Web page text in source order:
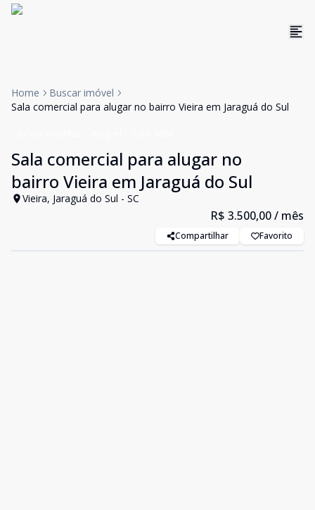
Home
Buscar imóvel
Sala comercial para alugar no bairro Vieira em Jaraguá do Sul
Sala comercial para alugar no
bairro Vieira em Jaraguá do Sul
Vieira, Jaraguá do Sul - SC
R$ 3.500,00/ mês
Compartilhar Favorito